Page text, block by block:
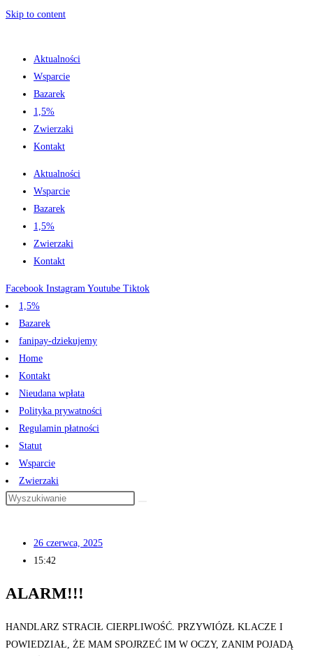
Skip to content
Aktualności
Wsparcie
Bazarek
1,5%
Zwierzaki
Kontakt
Aktualności
Wsparcie
Bazarek
1,5%
Zwierzaki
Kontakt
Facebook Instagram Youtube Tiktok
1,5%
Bazarek
fanipay-dziekujemy
Home
Kontakt
Nieudana wpłata
Polityka prywatności
Regulamin płatności
Statut
Wsparcie
Zwierzaki
26 czerwca, 2025
15:42
ALARM!!!
HANDLARZ STRACIŁ CIERPLIWOŚĆ. PRZYWIÓZŁ KLACZE I
POWIEDZIAŁ, ŻE MAM SPOJRZEĆ IM W OCZY, ZANIM POJADĄ